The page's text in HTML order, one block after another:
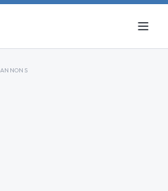
ANNONS